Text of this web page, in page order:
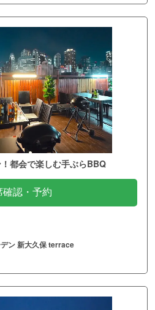
都会で楽しむ手ぶらBBQ
確認・予約
ン 新大久保 terrace